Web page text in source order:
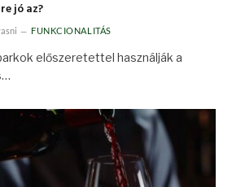
jó az?
FUNKCIONALITÁS
előszeretettel használják a